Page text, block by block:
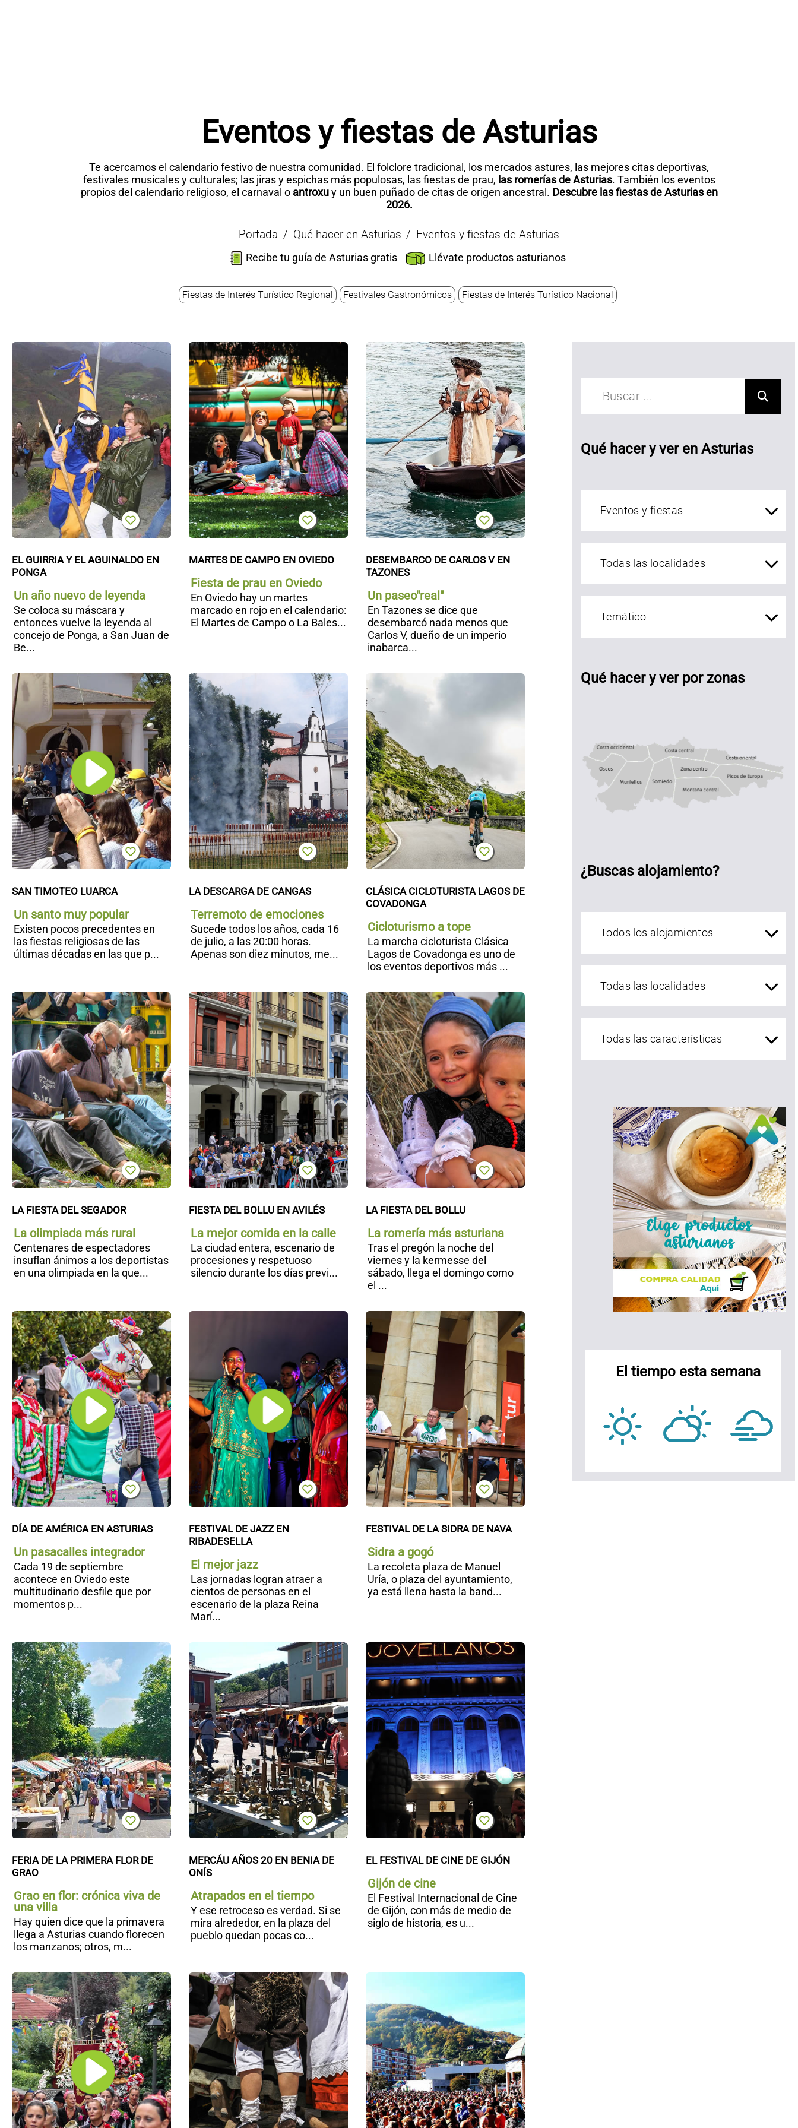
Eventos y fiestas de Asturias
Te acercamos el calendario festivo de nuestra comunidad. El folclore tradicional, los mercados astures, las mejores citas deportivas,
festivales musicales y culturales; las jiras y espichas más populosas, las fiestas de prau, las romerías de Asturias. También los eventos
propios del calendario religioso, el carnaval o antroxuy un buen puñado de citas de origen ancestral. Descubre las fiestas de Asturias en
2026.
Portada Qué hacer en Asturias Eventos y fiestas de Asturias
Recibe tu guía de Asturias gratis Llévate productos asturianos
Fiestas de Interés Turístico Regional Festivales Gastronómicos Fiestas de Interés Turístico Nacional
El Guirria
aguinaldo
en Ponga
EL GUIRRIA Y EL AGUINALDO EN
PONGA
Un año nuevo de leyenda
Se coloca su máscara y
entonces vuelve la leyenda al
concejo de Ponga, a San Juan de
Be...
Martes
campo
en
Oviedo
MARTES DE CAMPO EN OVIEDO
Fiesta de prau en Oviedo
En Oviedo hay un martes
marcado en rojo en el calendario:
El Martes de Campo o La Bales...
Desembarco
de Carlos V
en Tazones
DESEMBARCO DE CARLOS V EN
TAZONES
Un paseo"real"
En Tazones se dice que
desembarcó nada menos que
Carlos V, dueño de un imperio
inabarca...
San
Timoteo
Luarca
SAN TIMOTEO LUARCA
Un santo muy popular
Existen pocos precedentes en
las fiestas religiosas de las
últimas décadas en las que p...
La
Descarga
Cangas
LA DESCARGA DE CANGAS
Terremoto de emociones
Sucede todos los años, cada 16
de julio, a las 20:00 horas.
Apenas son diez minutos, me...
Clásica
CLÁSICA CICLOTURISTA LAGOS DE
COVADONGA
Cicloturismo a tope
La marcha cicloturista Clásica
Lagos de Covadonga es uno de
los eventos deportivos más ...
La
Fiesta
Segador
LA FIESTA DEL SEGADOR
La olimpiada más rural
Centenares de espectadores
insuflan ánimos a los deportistas
en una olimpiada en la que...
Fiesta
del
Bollu
en
Avilés
FIESTA DEL BOLLU EN AVILÉS
La mejor comida en la calle
La ciudad entera, escenario de
procesiones y respetuoso
silencio durante los días previ...
La
Fiesta
del
Bollu
LA FIESTA DEL BOLLU
La romería más asturiana
Tras el pregón la noche del
viernes y la kermesse del
sábado, llega el domingo como
el ...
Día de
América
en
Asturias
DÍA DE AMÉRICA EN ASTURIAS
Un pasacalles integrador
Cada 19 de septiembre
acontece en Oviedo este
multitudinario desfile que por
momentos p...
Festival de
Jazz en
Ribadesella
FESTIVAL DE JAZZ EN
RIBADESELLA
El mejor jazz
Las jornadas logran atraer a
cientos de personas en el
escenario de la plaza Reina
Marí...
Festival
de la
Sidra
de
FESTIVAL DE LA SIDRA DE NAVA
Sidra a gogó
La recoleta plaza de Manuel
Uría, o plaza del ayuntamiento,
ya está llena hasta la band...
Feria
de la
Primera
Flor de
Grao
FERIA DE LA PRIMERA FLOR DE
GRAO
Grao en flor: crónica viva de
una villa
Hay quien dice que la primavera
llega a Asturias cuando florecen
los manzanos; otros, m...
Mercáu
años
20 en
Benia
de Onís
MERCÁU AÑOS 20 EN BENIA DE
ONÍS
Atrapados en el tiempo
Y ese retroceso es verdad. Si se
mira alrededor, en la plaza del
pueblo quedan pocas co...
El
Festival
de Cine
Gijón
EL FESTIVAL DE CINE DE GIJÓN
Gijón de cine
El Festival Internacional de Cine
de Gijón, con más de medio de
siglo de historia, es u...
La
Virgen
de la
Salud en
Cabrales
Mercau
Astur
de
Nava
Fiesta de los
Qué hacer y ver en Asturias
Qué hacer y ver por zonas
Oscos MuniellosSomiedozona centro
Montaña centralPicos de
¿Buscas alojamiento?
El tiempo esta semana